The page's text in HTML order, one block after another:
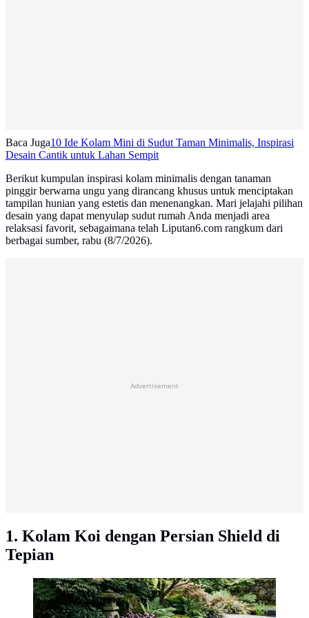
Baca Juga10 Ide Kolam Mini di Sudut Taman Minimalis, Inspirasi
Desain Cantik untuk Lahan Sempit
Berikut kumpulan inspirasi kolam minimalis dengan tanaman
pinggir berwarna ungu yang dirancang khusus untuk menciptakan
tampilan hunian yang estetis dan menenangkan. Mari jelajahi pilihan
desain yang dapat menyulap sudut rumah Anda menjadi area
relaksasi favorit, sebagaimana telah Liputan6.com rangkum dari
berbagai sumber, rabu (8/7/2026).
Advertisement
1. Kolam Koi dengan Persian Shield di
Tepian
Ilustrasi Kolam Koi dengan Persian Shield di Tepian.
Foto: AI Generated